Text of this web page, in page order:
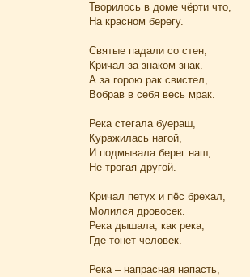
Творилось в доме чёрти что,
На красном берегу.
Святые падали со стен,
Кричал за знаком знак.
А за горою рак свистел,
Вобрав в себя весь мрак.
Река стегала буераш,
Куражилась нагой,
И подмывала берег наш,
Не трогая другой.
Кричал петух и пёс брехал,
Молился дровосек.
Река дышала, как река,
Где тонет человек.
Река – напрасная напасть,